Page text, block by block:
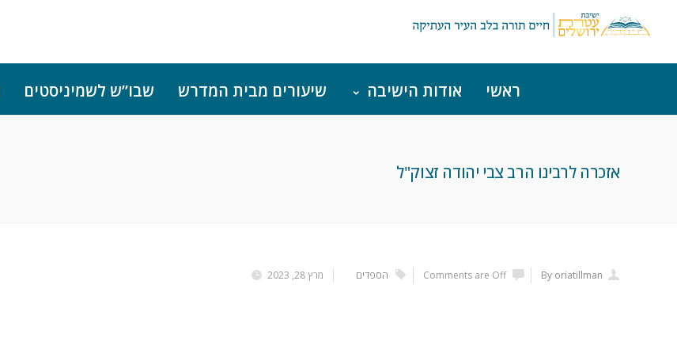
ראשי אודות הישיבה שיעורים מבית המדרש שבו”ש לשמיניסטים
אזכרה לרבינו הרב צבי יהודה זצוק"ל
מרץ 28, 2023 By oriatillman
Comments are Off הספדים